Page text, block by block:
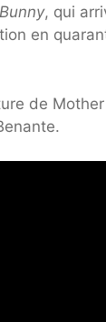
, qui
en
de